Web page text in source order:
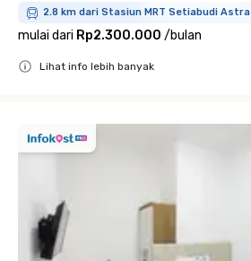
2.8 km dari Stasiun MRT Setiabudi Astra
mulai dari Rp2.300.000 /bulan
Lihat info lebih banyak